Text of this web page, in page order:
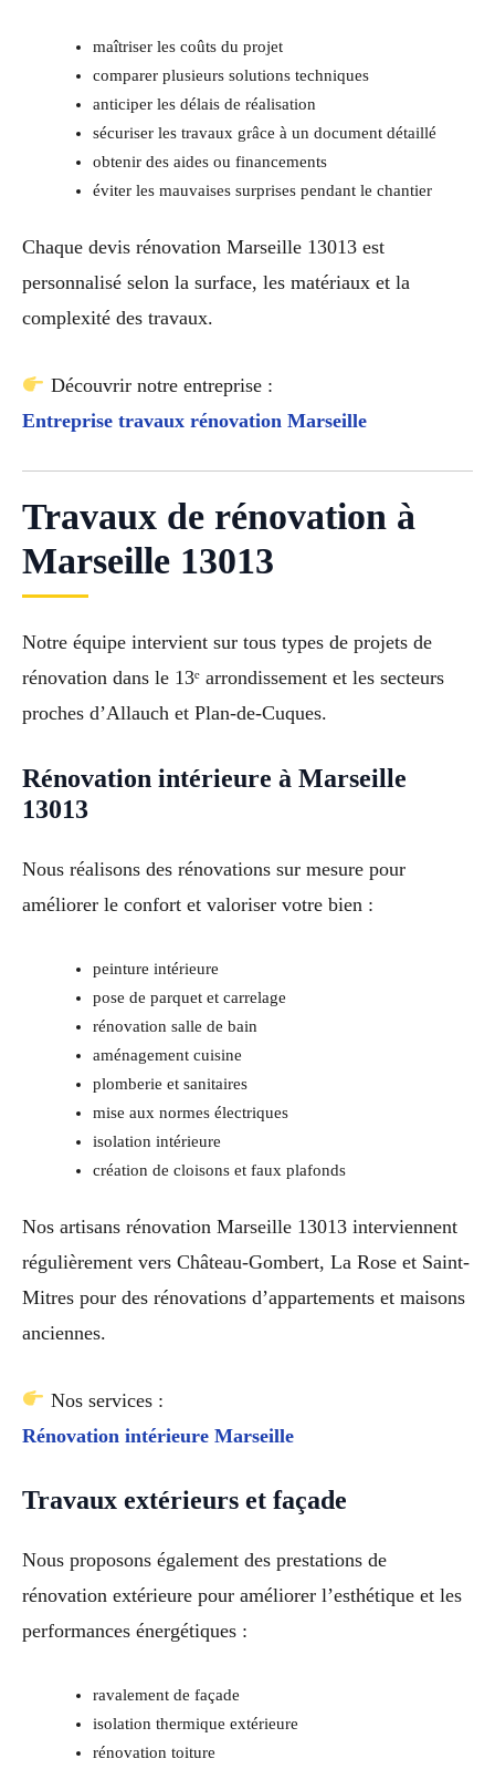
maîtriser les coûts du projet
comparer plusieurs solutions techniques
anticiper les délais de réalisation
sécuriser les travaux grâce à un document détaillé
obtenir des aides ou financements
éviter les mauvaises surprises pendant le chantier
Chaque devis rénovation Marseille 13013 est
personnalisé selon la surface, les matériaux et la
complexité des travaux.
Découvrir notre entreprise :
Entreprise travaux rénovation Marseille
Travaux de rénovation à
Marseille 13013
Notre équipe intervient sur tous types de projets de
rénovation dans le 13ᵉ arrondissement et les secteurs
proches d’Allauch et Plan-de-Cuques.
Rénovation intérieure à Marseille
13013
Nous réalisons des rénovations sur mesure pour
améliorer le confort et valoriser votre bien :
peinture intérieure
pose de parquet et carrelage
rénovation salle de bain
aménagement cuisine
plomberie et sanitaires
mise aux normes électriques
isolation intérieure
création de cloisons et faux plafonds
Nos artisans rénovation Marseille 13013 interviennent
régulièrement vers Château-Gombert, La Rose et Saint-
Mitres pour des rénovations d’appartements et maisons
anciennes.
Nos services :
Rénovation intérieure Marseille
Travaux extérieurs et façade
Nous proposons également des prestations de
rénovation extérieure pour améliorer l’esthétique et les
performances énergétiques :
ravalement de façade
isolation thermique extérieure
rénovation toiture